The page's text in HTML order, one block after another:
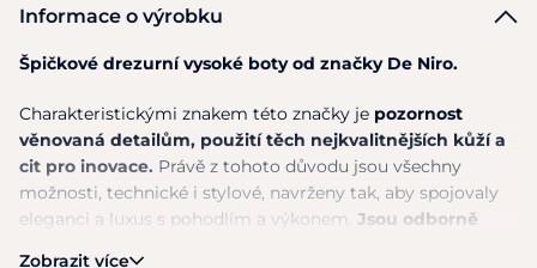
Informace o výrobku
Špičkové drezurní vysoké boty od značky De Niro.
Charakteristickými znakem této značky je pozornost
věnovaná detailům, použití těch nejkvalitnějších kůží a
cit pro inovace. Právě z tohoto důvodu jsou všechny
možnosti, technické i stylové, navrženy tak, aby spojovaly
eleganci a luxus s pohodlím a výkonem. Jsou odborně
Zobrazit více